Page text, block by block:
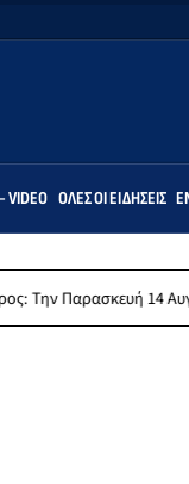
ΌΛΕΣ ΟΙ ΕΙΔΉΣΕΙΣ
14 Αυγούστου